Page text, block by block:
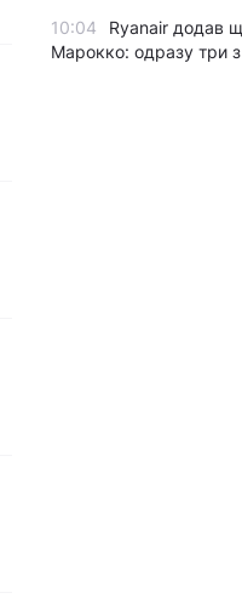
10:04
Ryanair додав
Марокко: одразу три з